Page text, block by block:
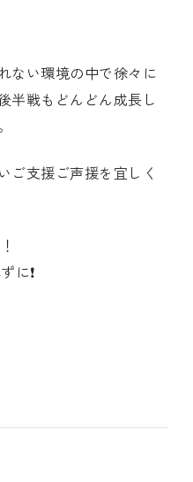
ない環境の中で徐々に
半戦もどんどん成長し
ご支援ご声援を宜しく
に❗️